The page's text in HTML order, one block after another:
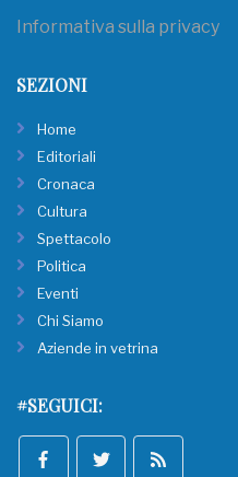
Informativa sulla privacy
SEZIONI
Home
Editoriali
Cronaca
Cultura
Spettacolo
Politica
Eventi
Chi Siamo
Aziende in vetrina
#SEGUICI: